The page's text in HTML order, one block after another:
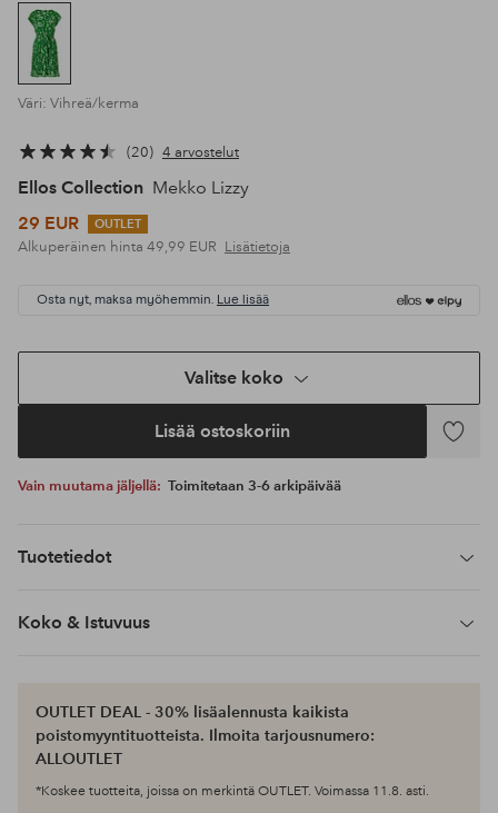
Väri: Vihreä/kerma
20 4 arvostelut
Ellos Collection Mekko Lizzy
29 EUR
OUTLET
Alkuperäinen hinta 49,99 EUR Lisätietoja
Osta nyt, maksa myöhemmin. Lue lisää
Valitse koko
Lisää ostoskoriin
Lisää
Vain muutama jäljellä: Toimitetaan 3-6 arkipäivää
Tuotetiedot
Koko & Istuvuus
OUTLET DEAL - 30% lisäalennusta kaikista
poistomyyntituotteista. Ilmoita tarjousnumero:
ALLOUTLET
*Koskee tuotteita, joissa on merkintä OUTLET. Voimassa 11.8. asti.